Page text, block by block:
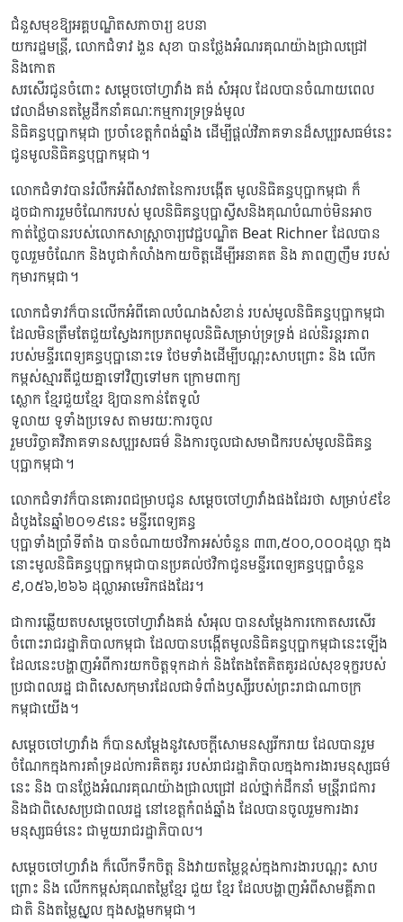
ជំនួសមុខឱ្យអគ្គបណ្ឌិតសភាចារ្យ ឧបនា
យករដ្ឋមន្ត្រី, លោកជំទាវ ងួន សុខា បានថ្លែងអំណរគុណយ៉ាងជ្រាលជ្រៅ
និងកោត
សរសើរជូនចំពោះ សម្តេចចៅហ្វាវាំង គង់ សំអុល ដែលបានចំណាយពេល
វេលាដ៏មានតម្លៃដឹកនាំគណៈកម្មការទ្រទ្រង់មូល
និធិគន្ធបុប្ផាកម្ពុជា ប្រចាំខេត្តកំពង់ឆ្នាំង ដើម្បីផ្តល់វិភាគទានដ៏សប្បុរសធម៌នេះ
ជូនមូលនិធិគន្ធបុប្ផាកម្ពុជា។
លោកជំទាវបានរំលឹកអំពីសាវតានៃការបង្កើត មូលនិធិគន្ធបុប្ផាកម្ពុជា ក៏
ដូចជាការរួមចំណែករបស់ មូលនិធិគន្ធបុប្ផាស្វីសនិងគុណបំណាច់មិនអាច
កាត់ថ្លៃបានរបស់លោកសាស្រ្តាចារ្យវេជ្ជបណ្ឌិត Beat Richner ដែលបាន
ចូលរួមចំណែក និងបូជាកំលាំងកាយចិត្តដើម្បីអនាគត និង ភាពញញឹម របស់
កុមារកម្ពុជា។
លោកជំទាវក៏បានលើកអំពីគោលបំណងសំខាន់ របស់មូលនិធិគន្ធបុប្ផាកម្ពុជា
ដែលមិនត្រឹមតែជួយស្វែងរកប្រភពមូលនិធិសម្រាប់ទ្រទ្រង់ ដល់និរន្តរភាព
របស់មន្ទីរពេទ្យគន្ធបុប្ផានោះទេ ថែមទាំងដើម្បីបណ្តុះសាបព្រោះ និង លើក
កម្ពស់ស្មារតីជួយគ្នាទៅវិញទៅមក ក្រោមពាក្យ
ស្លោក ខ្មែរជួយខ្មែរ ឱ្យបានកាន់តែទូលំ
ទូលាយ ទូទាំងប្រទេស តាមរយៈការចូល
រួមបរិច្ចាគវិភាគទានសប្បុរសធម៌ និងការចូលជាសមាជិករបស់មូលនិធិគន្ធ
បុប្ឆាកម្ពុជា។
លោកជំទាវក៏បានគោរពជម្រាបជូន សម្តេចចៅហ្វាវាំងផងដែរថា សម្រាប់៩ខែ
ដំបូងនៃឆ្នាំ២០១៩នេះ មន្ទីរពេទ្យគន្ធ
បុប្ផាទាំងប្រាំទីតាំង បានចំណាយថវិកាអស់ចំនួន ៣៣,៥០០,០០០ដុល្លា ក្នុង
នោះមូលនិធិគន្ធបុប្ផាកម្ពុជាបានប្រគល់ថវិកាជូនមន្ទីរពេទ្យគន្ធបុប្ផាចំនួន
៩,០៥៦,២៦៦ ដុល្លាអាមេរិកផងដែរ។
ជាការឆ្លើយតបសម្តេចចៅហ្វាវាំងគង់ សំអុល បានសម្តែងការកោតសរសើរ
ចំពោះរាជរដ្ឋាភិបាលកម្ពុជា ដែលបានបង្កើតមូលនិធិគន្ធបុប្ផាកម្ពុជានេះឡើង
ដែលនេះបង្ហាញអំពីការយកចិត្តទុកដាក់ និងតែងតែគិតគូរដល់សុខទុក្ខរបស់
ប្រជាពលរដ្ឋ ជាពិសេសកុមារដែលជាទំពាំងឫស្សីរបស់ព្រះរាជាណាចក្រ
កម្ពុជាយើង។
សម្តេចចៅហ្វាវាំង ក៏បានសម្តែងនូវសេចក្តីសោមនស្សរីករាយ ដែលបានរួម
ចំណែកក្នុងការគាំទ្រដល់ការគិតគូរ របស់រាជរដ្ឋាភិបាលក្នុងការងារមនុស្សធម៌
នេះ និង បានថ្លែងអំណរគុណយ៉ាងជ្រាលជ្រៅ ដល់ថ្នាក់ដឹកនាំ មន្រ្តីរាជការ
និងជាពិសេសប្រជាពលរដ្ឋ នៅខេត្តកំពង់ឆ្នាំង ដែលបានចូលរួមការងារ
មនុស្សធម៌នេះ ជាមួយរាជរដ្ឋាភិបាល។
សម្តេចចៅហ្វាវាំង ក៏លើកទឹកចិត្ត និងវាយតម្លៃខ្ពស់ក្នុងការងារបណ្តុះ សាប
ព្រោះ និង លើកកម្ពស់គុណតម្លៃខ្មែរ ជួយ ខែ្មរ ដែលបង្ហាញអំពីសាមគ្គីភាព
ជាតិ និងតម្លៃស្នូល ក្នុងសង្គមកម្ពុជា។